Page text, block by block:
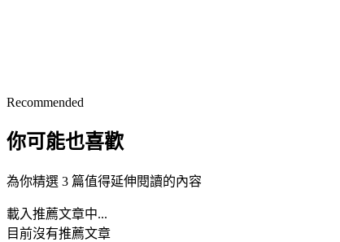
Recommended
你可能也喜歡
為你精選 3 篇值得延伸閱讀的內容
載入推薦文章中...
目前沒有推薦文章